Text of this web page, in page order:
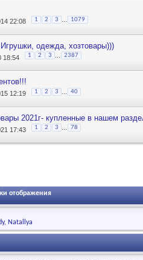
22:08 1 2 3 1079
одежда, хозтовары)))
18:54 1 2 3 2387
12:19 1 2 3 40
2021г- купленные в нашем
17:43 1 2 3 78
отображения
Natallya